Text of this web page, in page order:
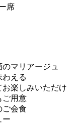
マリアージュ
える
楽しみいただけ
ご用意
ご会食
ー